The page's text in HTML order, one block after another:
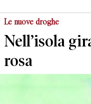
Le nuove droghe
Nell’isola
rosa